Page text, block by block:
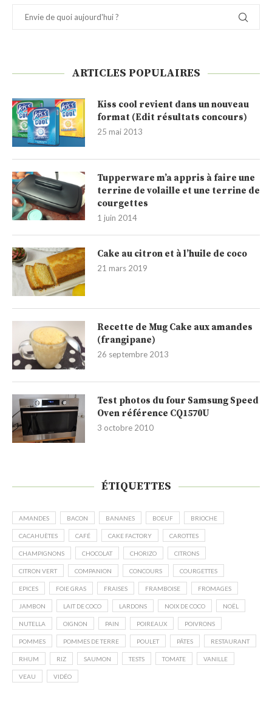
ARTICLES POPULAIRES
Kiss cool revient dans un nouveau
format (Edit résultats concours)
25 mai 2013
Tupperware m’a appris à faire une
terrine de volaille et une terrine de
courgettes
1 juin 2014
Cake au citron et à l’huile de coco
21 mars 2019
Recette de Mug Cake aux amandes
(frangipane)
26 septembre 2013
Test photos du four Samsung Speed
Oven référence CQ1570U
3 octobre 2010
ÉTIQUETTES
AMANDES BACON BANANES BOEUF BRIOCHE
CACAHUÈTES CAFÉ CAKE FACTORY CAROTTES
CHAMPIGNONS CHOCOLAT CHORIZO CITRONS
CITRON VERT COMPANION CONCOURS COURGETTES
EPICES FOIE GRAS FRAISES FRAMBOISE FROMAGES
JAMBON LAIT DE COCO LARDONS NOIX DE COCO NOËL
NUTELLA OIGNON PAIN POIREAUX POIVRONS
POMMES POMMES DE TERRE POULET PÂTES RESTAURANT
RHUM RIZ SAUMON TESTS TOMATE VANILLE
VEAU VIDÉO